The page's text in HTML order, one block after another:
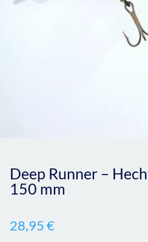
Deep Runner –
150 mm
28,95€